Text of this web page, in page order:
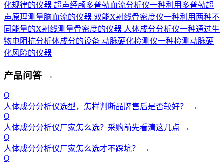
化规律的仪器 超声经颅多普勒血流分析仪一种利用多普勒超
声原理测量脑血流的仪器 双能X射线骨密度仪一种利用两种不
同能量的X射线测量骨密度的仪器 人体成分分析仪一种通过生
物电阻抗分析体成分的设备 动脉硬化检测仪一种检测动脉硬
化风险的仪器
产品问答 →
Q
人体成分分析仪选型，怎样判断品牌售后是否较好？
→
Q
人体成分分析仪厂家怎么选？采购前先看清这几点 →
Q
人体成分分析仪厂家怎么选才不踩坑？
→
Q